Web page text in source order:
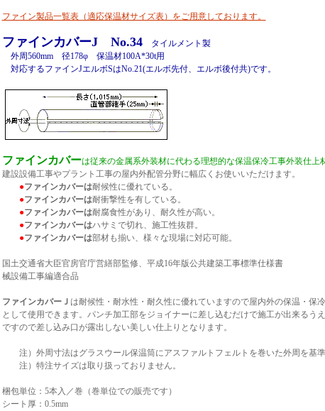
ファイン製品一覧表（適応保温材サイズ表）をご用意しております。
ファインカバーJ No.34タイルメント製
外周560mm 径178φ 保温材100A*30t用
対応するファインJエルボSはNo.21(エルボ先付、エルボ後付共)です。
ファインカバーは従来の金属系外装材に代わる理想的な保温保冷工事外装仕上
建設設備工事やプラント工事の屋内外配管分野に幅広くお使いいただけます。
●ファインカバーは耐候性に優れている。
●ファインカバーは耐衝撃性を有している。
●ファインカバーは耐腐食性があり、耐久性が高い。
●ファインカバーはハサミで切れ、施工性抜群。
●ファインカバーは部材も揃い、様々な現場に対応可能。
国土交通省大臣官房官庁営繕部監修、平成16年版公共建築工事標準仕様書
械設備工事編適合品
ファインカバーＪ は耐候性・耐水性・耐久性に優れていますので屋内外の保温・保
として使用できます。パンチ加工部をジョイナーに差し込むだけで施工が出来るう
ですので差し込み口が露出しない美しい仕上りとなります。
注）外周寸法はグラスウール保温筒にアスファルトフェルトを巻いた外周を基準
注）特注サイズは取り扱っておりません。
梱包単位：5本入／巻（巻単位での販売です）
シート厚：0.5mm